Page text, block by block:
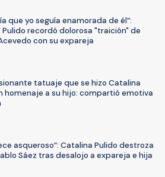
que yo seguía enamorada de él”:
recordó dolorosa "traición" de
con su expareja
tatuaje que se hizo Catalina
homenaje a su hijo: compartió emotiva
asqueroso”: Catalina Pulido destroza
Sáez tras desalojo a expareja e hija